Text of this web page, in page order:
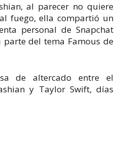
al parecer no quiere
fuego, ella compartió un
personal de Snapchat
parte del tema Famous de
de altercado entre el
y Taylor Swift, días